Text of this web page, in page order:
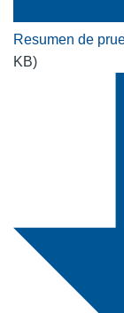
Resumen de
KB)